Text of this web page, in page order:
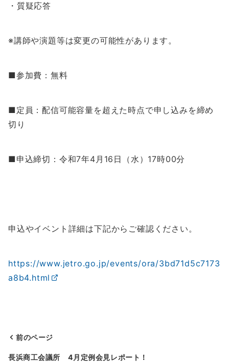
・質疑応答
※講師や演題等は変更の可能性があります。
■参加費：無料
■定員：配信可能容量を超えた時点で申し込みを締め
切り
■申込締切：令和7年4月16日（水）17時00分
申込やイベント詳細は下記からご確認ください。
https://www.jetro.go.jp/events/ora/3bd71d5c7173
a8b4.html
投
前のページ
長浜商工会議所 4月定例会見レポート！